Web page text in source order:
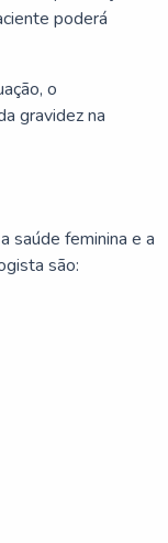
poderá
o
gravidez na
saúde feminina e a
são: